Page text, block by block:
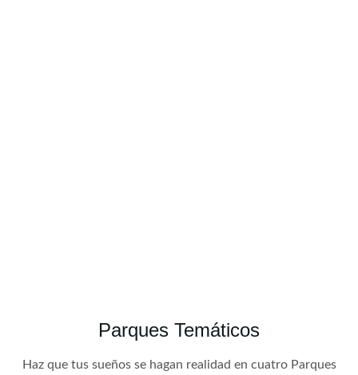
Parques Temáticos
Haz que tus sueños se hagan realidad en cuatro Parques